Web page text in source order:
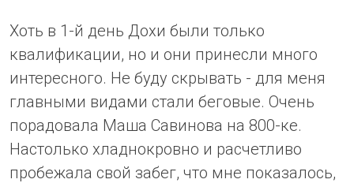
Хоть в 1-й день Дохи были только
квалификации, но и они принесли много
интересного. Не буду скрывать - для меня
главными видами стали беговые. Очень
порадовала Маша Савинова на 800-ке.
Настолько хладнокровно и расчетливо
пробежала свой забег, что мне показалось,